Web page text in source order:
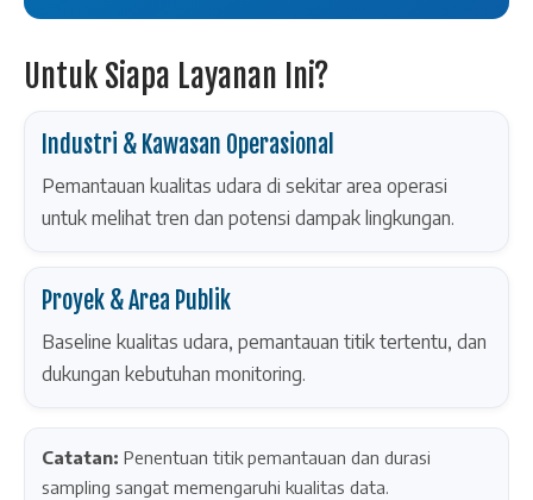
Untuk Siapa Layanan Ini?
Industri & Kawasan Operasional
Pemantauan kualitas udara di sekitar area operasi
untuk melihat tren dan potensi dampak lingkungan.
Proyek & Area Publik
Baseline kualitas udara, pemantauan titik tertentu, dan
dukungan kebutuhan monitoring.
Catatan: Penentuan titik pemantauan dan durasi
sampling sangat memengaruhi kualitas data.